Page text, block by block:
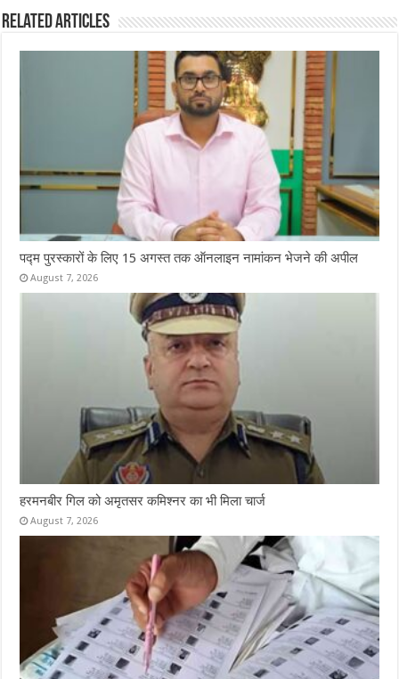
Related Articles
पद्म पुरस्कारों के लिए 15 अगस्त तक ऑनलाइन नामांकन भेजने की अपील
August 7, 2026
हरमनबीर गिल को अमृतसर कमिश्नर का भी मिला चार्ज
August 7, 2026